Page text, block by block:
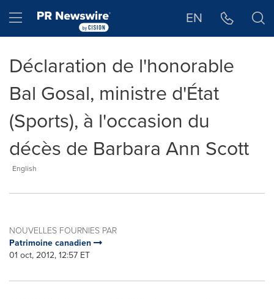
Hamburger menu EN
Déclaration de l'honorable
Bal Gosal, ministre d'État
(Sports), à l'occasion du
décès de Barbara Ann Scott
English
NOUVELLES FOURNIES PAR
Patrimoine canadien
01 oct, 2012, 12:57 ET